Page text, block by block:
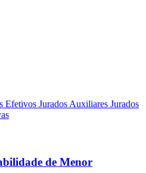
Efetivos Jurados Auxiliares Jurados
de Menor